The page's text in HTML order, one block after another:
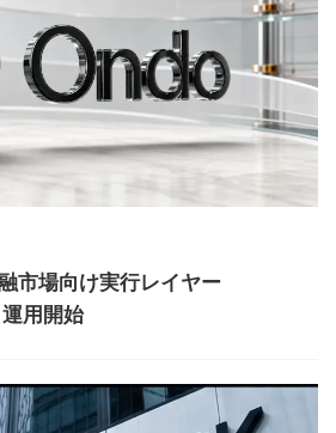
市場向け実行レイヤー
用開始